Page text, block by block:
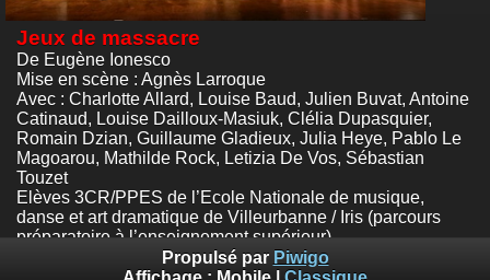
Jeux de massacre
De Eugène Ionesco
Mise en scène : Agnès Larroque
Avec : Charlotte Allard, Louise Baud, Julien Buvat, Antoine
Catinaud, Louise Dailloux-Masiuk, Clélia Dupasquier,
Romain Dzian, Guillaume Gladieux, Julia Heye, Pablo Le
Magoarou, Mathilde Rock, Letizia De Vos, Sébastian
Touzet
Elèves 3CR/PPES de l’Ecole Nationale de musique,
danse et art dramatique de Villeurbanne / Iris (parcours
préparatoire à l’enseignement supérieur)
Théâtre de l'Iris, Villeurbanne
© Emile Zeizig
Propulsé par Piwigo